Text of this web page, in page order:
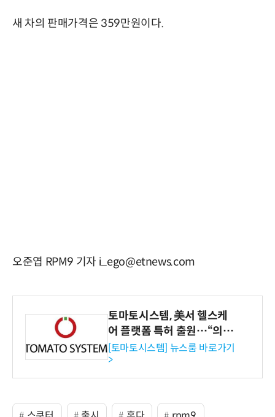
새 차의 판매가격은 359만원이다.
오준엽 RPM9 기자 i_ego@etnews.com
토마토시스템, 美서 헬스케
어 플랫폼 특허 출원…“의료
기관·보험사 공략”
[토마토시스템] 뉴스룸 바로가기
>